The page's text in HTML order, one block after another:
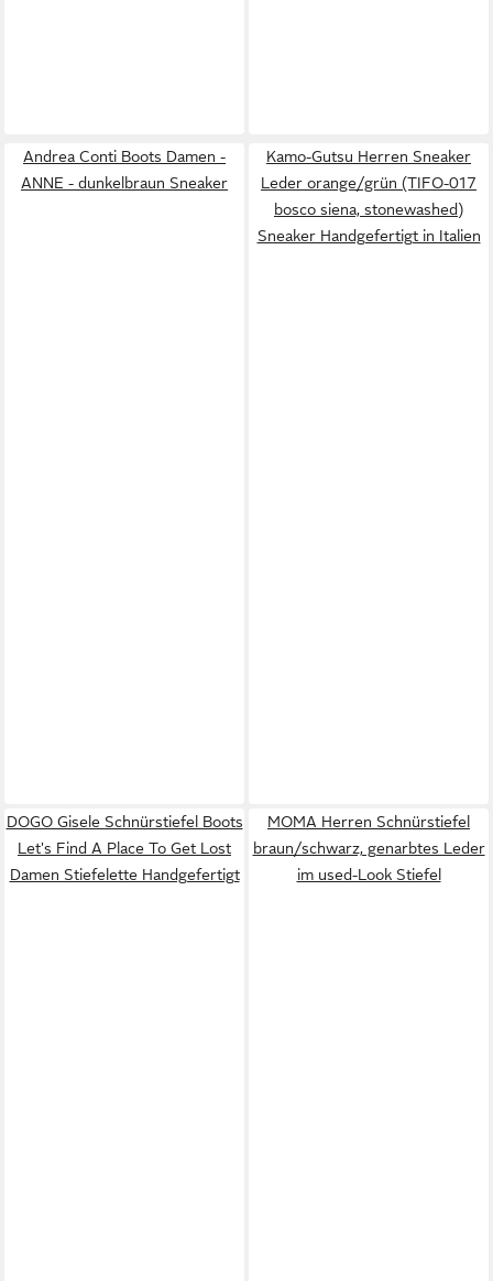
Andrea Conti Boots Damen -
ANNE - dunkelbraun Sneaker
Kamo-Gutsu Herren Sneaker
Leder orange/grün (TIFO-017
bosco siena, stonewashed)
Sneaker Handgefertigt in Italien
DOGO Gisele Schnürstiefel Boots
Let's Find A Place To Get Lost
Damen Stiefelette Handgefertigt
MOMA Herren Schnürstiefel
braun/schwarz, genarbtes Leder
im used-Look Stiefel